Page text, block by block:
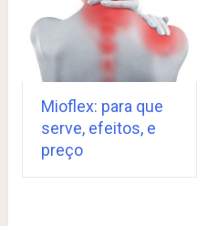
Mioflex: para que
serve, efeitos, e
preço